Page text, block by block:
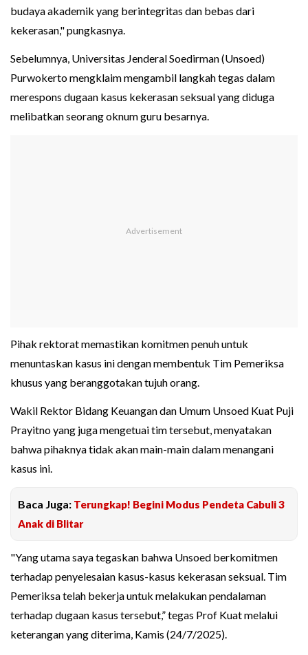
budaya akademik yang berintegritas dan bebas dari
kekerasan," pungkasnya.
Sebelumnya, Universitas Jenderal Soedirman (Unsoed)
Purwokerto mengklaim mengambil langkah tegas dalam
merespons dugaan kasus kekerasan seksual yang diduga
melibatkan seorang oknum guru besarnya.
Pihak rektorat memastikan komitmen penuh untuk
menuntaskan kasus ini dengan membentuk Tim Pemeriksa
khusus yang beranggotakan tujuh orang.
Wakil Rektor Bidang Keuangan dan Umum Unsoed Kuat Puji
Prayitno yang juga mengetuai tim tersebut, menyatakan
bahwa pihaknya tidak akan main-main dalam menangani
kasus ini.
Baca Juga: Terungkap! Begini Modus Pendeta Cabuli 3
Anak di Blitar
"Yang utama saya tegaskan bahwa Unsoed berkomitmen
terhadap penyelesaian kasus-kasus kekerasan seksual. Tim
Pemeriksa telah bekerja untuk melakukan pendalaman
terhadap dugaan kasus tersebut,” tegas Prof Kuat melalui
keterangan yang diterima, Kamis (24/7/2025).